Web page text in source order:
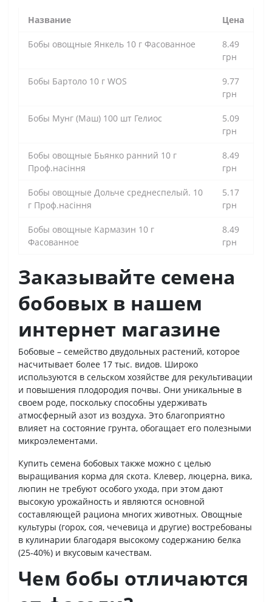
Название Цена
Бобы овощные Янкель 10 г Фасованное
8.49
грн
Бобы Бартоло 10 г WOS
9.77
грн
Бобы Мунг (Маш) 100 шт Гелиос
5.09
грн
Бобы овощные Бьянко ранний 10 г
Проф.насіння
8.49
грн
Бобы овощные Дольче среднеспелый. 10
г Проф.насіння
5.17
грн
Бобы овощные Кармазин 10 г
Фасованное
8.49
грн
Заказывайте семена
бобовых в нашем
интернет магазине
Бобовые – семейство двудольных растений, которое
насчитывает более 17 тыс. видов. Широко
используются в сельском хозяйстве для рекультивации
и повышения плодородия почвы. Они уникальные в
своем роде, поскольку способны удерживать
атмосферный азот из воздуха. Это благоприятно
влияет на состояние грунта, обогащает его полезными
микроэлементами.
Купить семена бобовых также можно с целью
выращивания корма для скота. Клевер, люцерна, вика,
люпин не требуют особого ухода, при этом дают
высокую урожайность и являются основной
составляющей рациона многих животных. Овощные
культуры (горох, соя, чечевица и другие) востребованы
в кулинарии благодаря высокому содержанию белка
(25-40%) и вкусовым качествам.
Чем бобы отличаются